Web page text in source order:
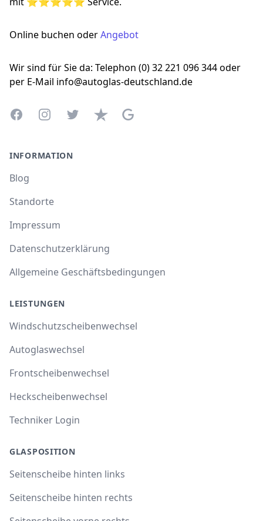
Online buchen oderAngebot
Wir sind für Sie da: Telephon (0) 32 221 096 344 oder
per E-Mail info@autoglas-deutschland.de
FacebookInstagramTwitterTrustpilotGoogle Business Profile
INFORMATION
Blog
Standorte
Impressum
Datenschutzerklärung
Allgemeine Geschäftsbedingungen
LEISTUNGEN
Windschutzscheibenwechsel
Autoglaswechsel
Frontscheibenwechsel
Heckscheibenwechsel
Techniker Login
GLASPOSITION
Seitenscheibe hinten links
Seitenscheibe hinten rechts